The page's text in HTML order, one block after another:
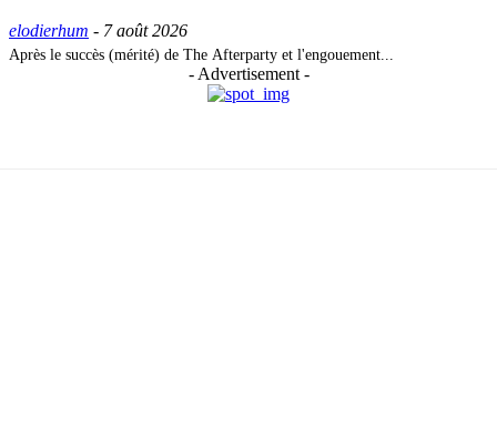
elodierhum - 7 août 2026
Après le succès (mérité) de The Afterparty et l'engouement...
- Advertisement -